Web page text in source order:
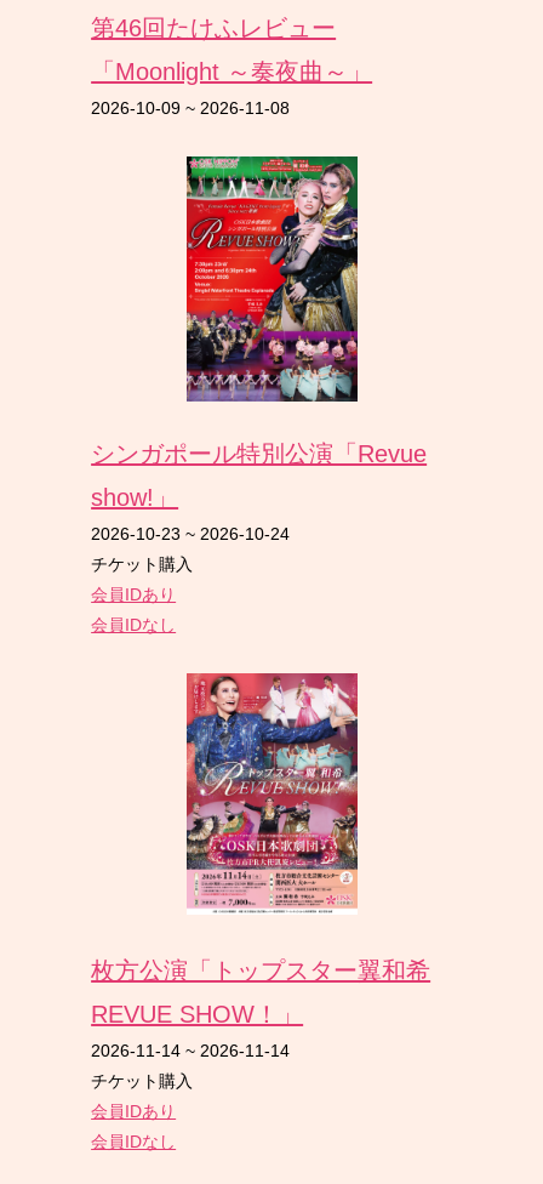
第46回たけふレビュー
「Moonlight ～奏夜曲～」
2026-10-09 ~ 2026-11-08
シンガポール特別公演「Revue
show!」
2026-10-23 ~ 2026-10-24
チケット購入
会員IDあり
会員IDなし
枚方公演「トップスター翼和希
REVUE SHOW！」
2026-11-14 ~ 2026-11-14
チケット購入
会員IDあり
会員IDなし